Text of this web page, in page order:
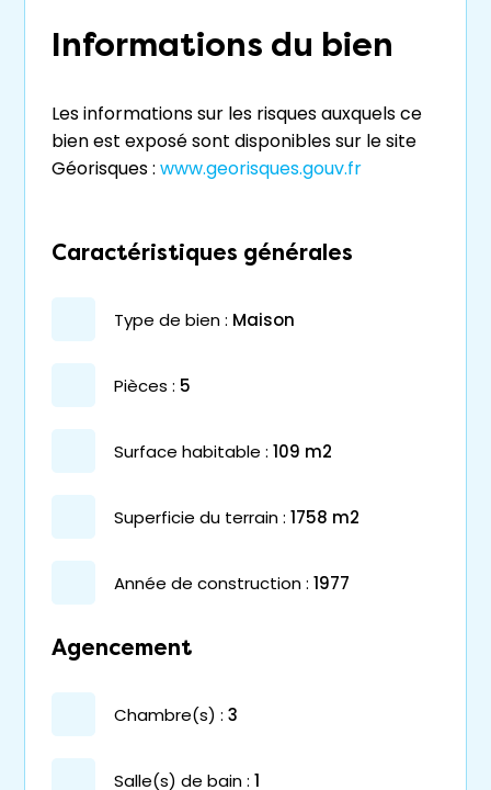
Informations du bien
Les informations sur les risques auxquels ce
bien est exposé sont disponibles sur le site
Géorisques : www.georisques.gouv.fr
Caractéristiques générales
type de bien : maison
pièces : 5
surface habitable : 109 m2
superficie du terrain : 1758 m2
année de construction : 1977
Agencement
chambre(s) : 3
salle(s) de bain : 1